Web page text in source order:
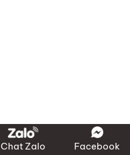
Chat Zalo Facebook